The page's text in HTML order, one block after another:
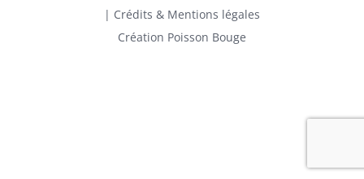
| Crédits & Mentions légales
Création Poisson Bouge